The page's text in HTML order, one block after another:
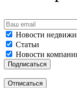
Новости
Статьи
Новости